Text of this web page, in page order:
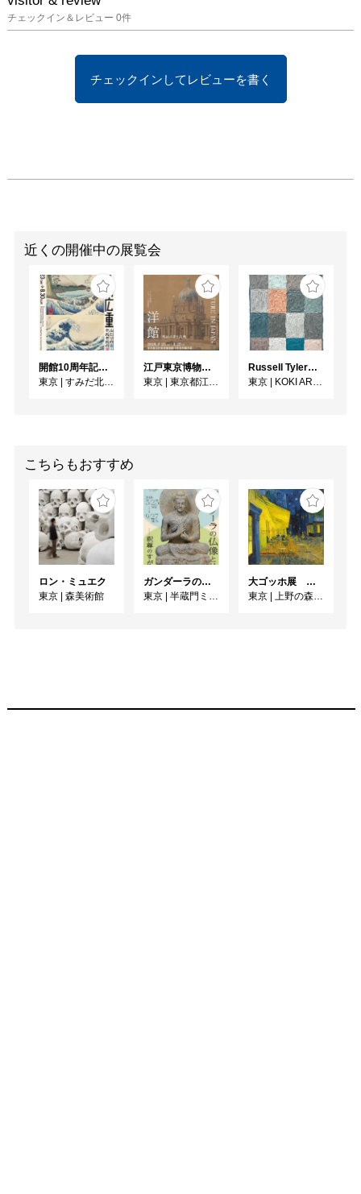
チェックイン＆レビュー 0件
チェックインしてレビューを書く
近くの開催中の展覧会
開館10周年記念 「北斎 広重 ふたりの富士、それぞれの富士」
東京
すみだ北斎美術館
江戸東京博物館リニューアル記念特別展「洋館 明治の夢と挑戦」
東京
東京都江戸東京博物館
Russell Tyler From the Shore（海辺から）
東京
KOKI ARTS
こちらもおすすめ
ロン・ミュエク
東京
森美術館
ガンダーラの仏像と仏伝ー釈尊のすがたー
東京
半蔵門ミュージアム
大ゴッホ展 夜のカフェテラス
東京
上野の森美術館